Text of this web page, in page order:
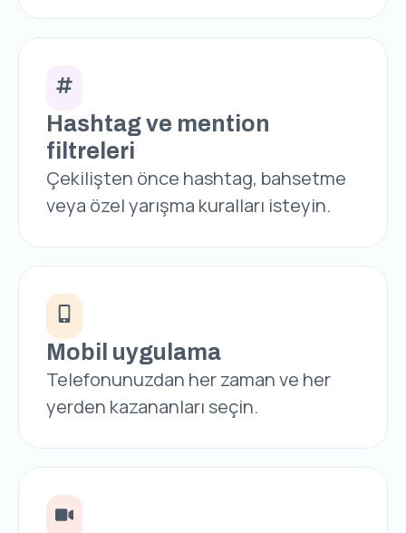
Hashtag ve mention
filtreleri
Çekilişten önce hashtag, bahsetme
veya özel yarışma kuralları isteyin.
Mobil uygulama
Telefonunuzdan her zaman ve her
yerden kazananları seçin.